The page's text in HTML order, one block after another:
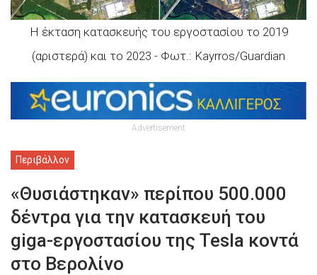
H έκταση κατασκευής του εργοστασίου το 2019
(αριστερά) και το 2023 - Φωτ.: Kayrros/Guardian
Advertisement
Περιβάλλον
«Θυσιάστηκαν» περίπου 500.000
δέντρα για την κατασκευή του
giga-εργοστασίου της Tesla κοντά
στο Βερολίνο